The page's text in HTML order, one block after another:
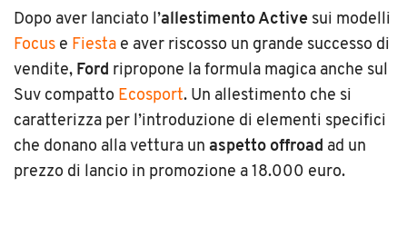
Dopo aver lanciato l’allestimento Active sui modelli
Focus e Fiesta e aver riscosso un grande successo di
vendite, Ford ripropone la formula magica anche sul
Suv compatto Ecosport. Un allestimento che si
caratterizza per l’introduzione di elementi specifici
che donano alla vettura un aspetto offroad ad un
prezzo di lancio in promozione a 18.000 euro.